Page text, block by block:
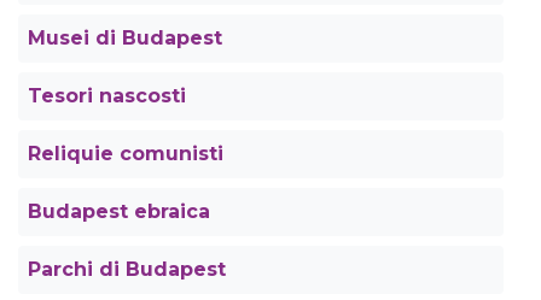
Musei di Budapest
Tesori nascosti
Reliquie comunisti
Budapest ebraica
Parchi di Budapest